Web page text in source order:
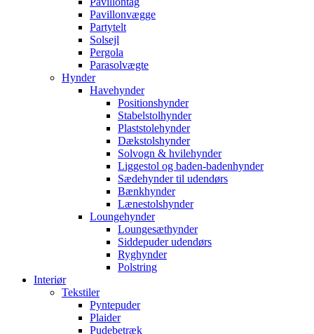
Pavillonvægge
Partytelt
Solsejl
Pergola
Parasolvægte
Hynder
Havehynder
Positionshynder
Stabelstolhynder
Plaststolehynder
Dækstolshynder
Solvogn & hvilehynder
Liggestol og baden-badenhynder
Sædehynder til udendørs
Bænkhynder
Lænestolshynder
Loungehynder
Loungesæthynder
Siddepuder udendørs
Ryghynder
Polstring
Interiør
Tekstiler
Pyntepuder
Plaider
Pudebetræk